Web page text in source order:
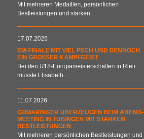
Mit mehreren Medaillen, persönlichen
Bestleistungen und starken...
17.07.2026
EM-FINALE MIT VIEL PECH UND DENNOCH
EIN GROSSER KAMPFGEIST
Bei den U18-Europameisterschaften in Rieti
musste Elisabeth...
11.07.2026
GOMARINGER ÜBERZEUGEN BEIM ABEND-
MEETING IN TÜBINGEN MIT STARKEN
BESTLEISTUNGEN
Mit mehreren persönlichen Bestleistungen und